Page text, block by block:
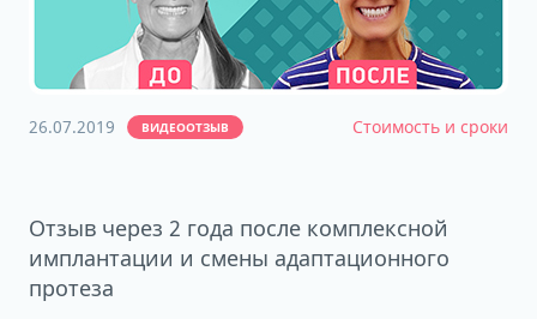
26.07.2019 ВИДЕООТЗЫВ Стоимость и сроки
Отзыв через 2 года после комплексной
имплантации и смены адаптационного
протеза